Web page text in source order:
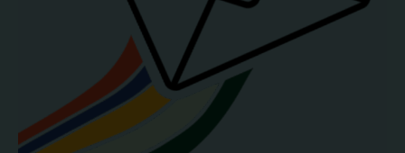
beschäftigt. Und genau deshalb findest du
im Buch keine leeren Versprechen à la „geht
alles ganz schnell", sondern einen
authentischen, ehrlichen Überblick in das
Thema Gemüseanbau für den Eigenbedarf
– inklusive jeder Menge praktischer